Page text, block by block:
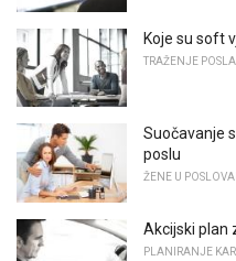
Koje su soft
TRAŽENJE POSLA
Suočavanje
poslu
ŽENE U
Akcijski plan
PLANIRANJE